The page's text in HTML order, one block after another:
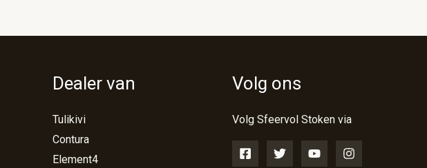
Dealer van
Tulikivi
Contura
Element4
Volg ons
Volg Sfeervol Stoken via